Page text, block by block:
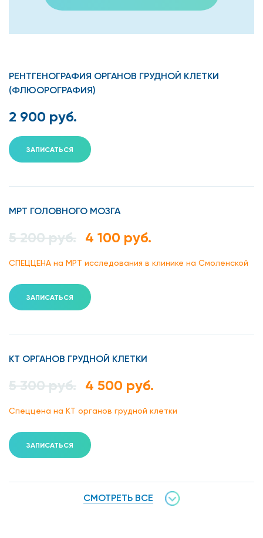
РЕНТГЕНОГРАФИЯ ОРГАНОВ ГРУДНОЙ КЛЕТКИ
(ФЛЮОРОГРАФИЯ)
2 900 руб.
ЗАПИСАТЬСЯ
МРТ ГОЛОВНОГО МОЗГА
5 200 руб. 4 100 руб.
СПЕЦЦЕНА на МРТ исследования в клинике на Смоленской
ЗАПИСАТЬСЯ
КТ ОРГАНОВ ГРУДНОЙ КЛЕТКИ
5 300 руб. 4 500 руб.
Спеццена на КТ органов грудной клетки
ЗАПИСАТЬСЯ
СМОТРЕТЬ ВСЕ